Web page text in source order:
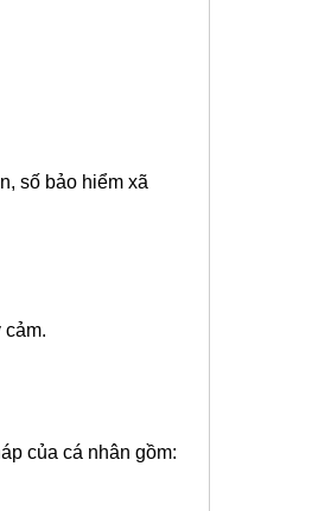
số bảo hiểm xã
của cá nhân gồm: